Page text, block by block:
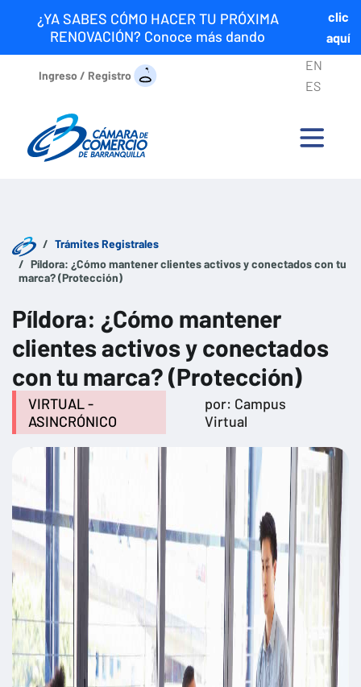
¿YA SABES CÓMO HACER TU PRÓXIMA
RENOVACIÓN? Conoce más dando
clic
aquí
Ingreso / Registro
EN
ES
Trámites Registrales
Píldora: ¿Cómo mantener clientes activos y conectados con tu
marca? (Protección)
Píldora: ¿Cómo mantener
clientes activos y conectados
con tu marca? (Protección)
VIRTUAL -
ASINCRÓNICO
por: Campus
Virtual